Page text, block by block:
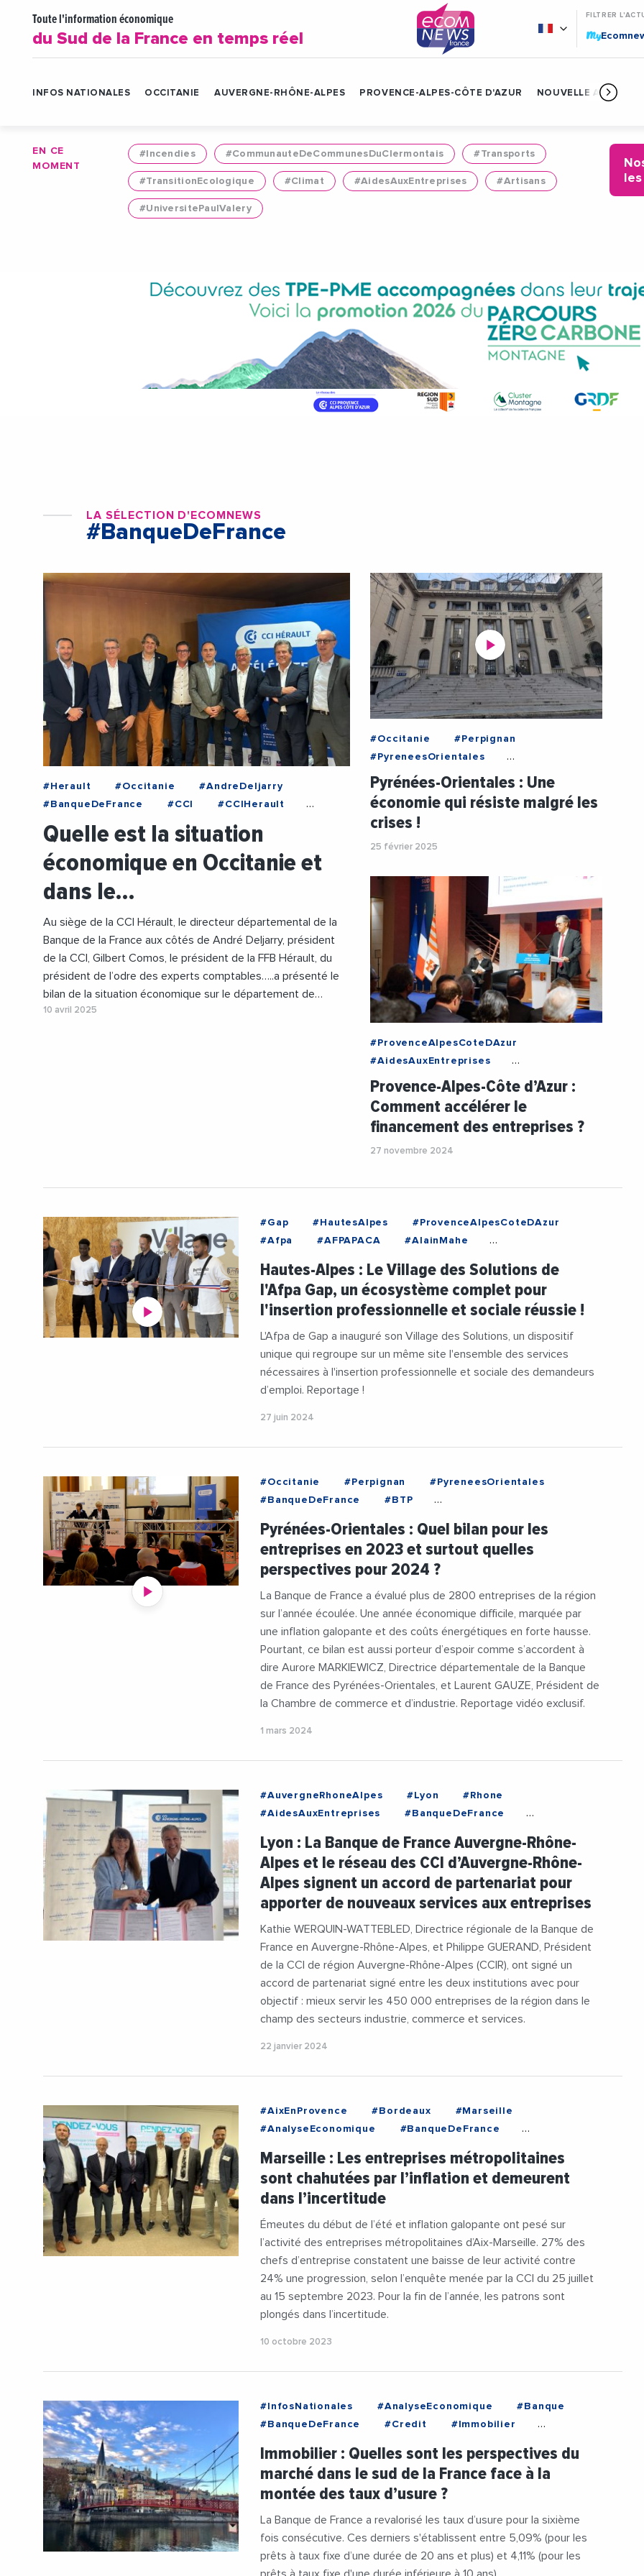
Toute l'information économique
du Sud de la France en temps réel
FILTRER
My
INFOS NATIONALES OCCITANIE AUVERGNE-RHÔNE-ALPES PROVENCE-ALPES-CÔTE D'AZUR NOUVELLE AQUITAINE
EN CE
MOMENT
#Incendies #CommunauteDeCommunesDuClermontais #Transports
#TransitionEcologique #Climat #AidesAuxEntreprises #Artisans
#UniversitePaulValery
LA SÉLECTION D'ECOMNEWS
#BanqueDeFrance
#Herault #Occitanie
#AndreDeljarry
#BanqueDeFrance
#CCI
#CCIHerault
#Construction
#Emploi
#HotellerieRestauration
#Immobilier
#Industrie #Logement #Service
Quelle est la situation
économique en Occitanie et
dans le…
Au siège de la CCI Hérault, le directeur départemental de la
Banque de la France aux côtés de André Deljarry, président
de la CCI, Gilbert Comos, le président de la FFB Hérault, du
président de l’odre des experts comptables…..a présenté le
bilan de la situation économique sur le département de…
10 avril 2025
#Occitanie
#Perpignan
#PyreneesOrientales
#AnalyseEconomique
#BanqueDeFrance
#CCIPyreneesOrientales
#Conjoncture
#Entreprises
Pyrénées-Orientales : Une
économie qui résiste malgré les
crises !
25 février 2025
#ProvenceAlpesCoteDAzur
#AidesAuxEntreprises
#BanqueDeFrance
#BPIFrance
#MedefSud
#RegionSudProvenceAlpesCoteDAzur
#RenaudMuselier
Provence-Alpes-Côte d’Azur :
Comment accélérer le
financement des entreprises ?
27 novembre 2024
#Gap #HautesAlpes
#ProvenceAlpesCoteDAzur
#Afpa
#AFPAPACA
#AlainMahe
#Formation
#Insertion #Videos
Hautes-Alpes : Le Village des Solutions de
l'Afpa Gap, un écosystème complet pour
l'insertion professionnelle et sociale réussie !
L'Afpa de Gap a inauguré son Village des Solutions, un dispositif
unique qui regroupe sur un même site l'ensemble des services
nécessaires à l'insertion professionnelle et sociale des demandeurs
d’emploi. Reportage !
27 juin 2024
#Occitanie #Perpignan
#PyreneesOrientales
#BanqueDeFrance
#BTP
#Commerces
#Economie #Emploi
#Entreprises
#Industrie
#Informatique
#Innovation
#LaurentGauze
#Nautisme
#Tourisme
#Videos
Pyrénées-Orientales : Quel bilan pour les
entreprises en 2023 et surtout quelles
perspectives pour 2024 ?
La Banque de France a évalué plus de 2800 entreprises de la région
sur l’année écoulée. Une année économique difficile, marquée par
une inflation galopante et des coûts énergétiques en forte hausse.
Pourtant, ce bilan est aussi porteur d’espoir comme s’accordent à
dire Aurore MARKIEWICZ, Directrice départementale de la Banque
de France des Pyrénées-Orientales, et Laurent GAUZE, Président de
la Chambre de commerce et d’industrie. Reportage vidéo exclusif.
1 mars 2024
#AuvergneRhoneAlpes #Lyon
#Rhone
#AidesAuxEntreprises
#BanqueDeFrance
#PhilippeGuerand
Lyon : La Banque de France Auvergne-Rhône-
Alpes et le réseau des CCI d’Auvergne-Rhône-
Alpes signent un accord de partenariat pour
apporter de nouveaux services aux entreprises
Kathie WERQUIN-WATTEBLED, Directrice régionale de la Banque de
France en Auvergne-Rhône-Alpes, et Philippe GUERAND, Président
de la CCI de région Auvergne-Rhône-Alpes (CCIR), ont signé un
accord de partenariat signé entre les deux institutions avec pour
objectif : mieux servir les 450 000 entreprises de la région dans le
champ des secteurs industrie, commerce et services.
22 janvier 2024
#AixEnProvence #Bordeaux
#Marseille
#AnalyseEconomique
#BanqueDeFrance
#JeanLucChauvin
#MauriceWolff #UMIH13
Marseille : Les entreprises métropolitaines
sont chahutées par l’inflation et demeurent
dans l’incertitude
Émeutes du début de l’été et inflation galopante ont pesé sur
l’activité des entreprises métropolitaines d’Aix-Marseille. 27% des
chefs d’entreprise constatent une baisse de leur activité contre
24% une progression, selon l’enquête menée par la CCI du 25 juillet
au 15 septembre 2023. Pour la fin de l’année, les patrons sont
plongés dans l’incertitude.
10 octobre 2023
#InfosNationales #AnalyseEconomique
#Banque
#BanqueDeFrance
#Credit
#Immobilier
Immobilier : Quelles sont les perspectives du
marché dans le sud de la France face à la
montée des taux d’usure ?
La Banque de France a revalorisé les taux d’usure pour la sixième
fois consécutive. Ces derniers s'établissent entre 5,09% (pour les
prêts à taux fixe d’une durée de 20 ans et plus) et 4,11% (pour les
prêts à taux fixe d'une durée inférieure à 10 ans).